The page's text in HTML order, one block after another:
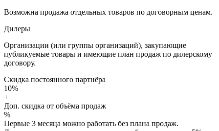
Возможна продажа отдельных товаров по договорным ценам.
Дилеры
Организации (или группы организаций), закупающие
публикуемые товары и имеющие план продаж по дилерскому
договору.
Скидка постоянного партнёра
10%
+
Доп. скидка от объёма продаж
%
Первые 3 месяца можно работать без плана продаж.